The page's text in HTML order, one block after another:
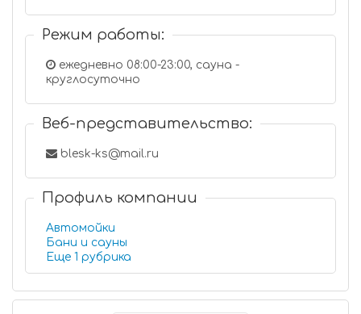
Режим работы:
ежедневно 08:00-23:00, сауна -
круглосуточно
Веб-представительство:
blesk-ks@mail.ru
Профиль компании
Автомойки
Бани и сауны
Еще 1 рубрика